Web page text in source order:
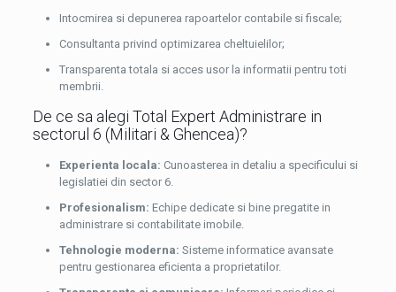
Intocmirea si depunerea rapoartelor contabile si fiscale;
Consultanta privind optimizarea cheltuielilor;
Transparenta totala si acces usor la informatii pentru toti
membrii.
De ce sa alegi Total Expert Administrare in
sectorul 6 (Militari & Ghencea)?
Experienta locala: Cunoasterea in detaliu a specificului si
legislatiei din sector 6.
Profesionalism: Echipe dedicate si bine pregatite in
administrare si contabilitate imobile.
Tehnologie moderna: Sisteme informatice avansate
pentru gestionarea eficienta a proprietatilor.